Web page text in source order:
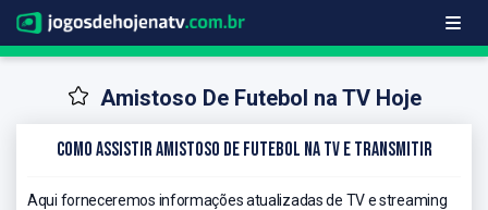
Amistoso De Futebol na TV Hoje
Como Assistir Amistoso De Futebol na TV e Transmitir
Aqui forneceremos informações atualizadas de TV e streaming